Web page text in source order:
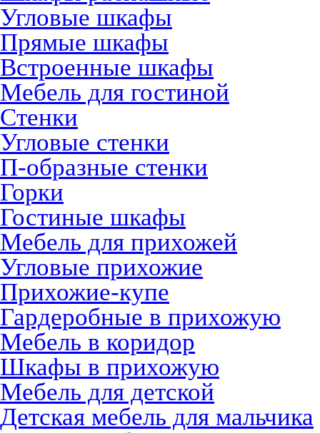
Угловые шкафы
Прямые шкафы
Встроенные шкафы
Мебель для гостиной
Стенки
Угловые стенки
П-образные стенки
Горки
Гостиные шкафы
Мебель для прихожей
Угловые прихожие
Прихожие-купе
Гардеробные в прихожую
Мебель в коридор
Шкафы в прихожую
Мебель для детской
Детская мебель для мальчика